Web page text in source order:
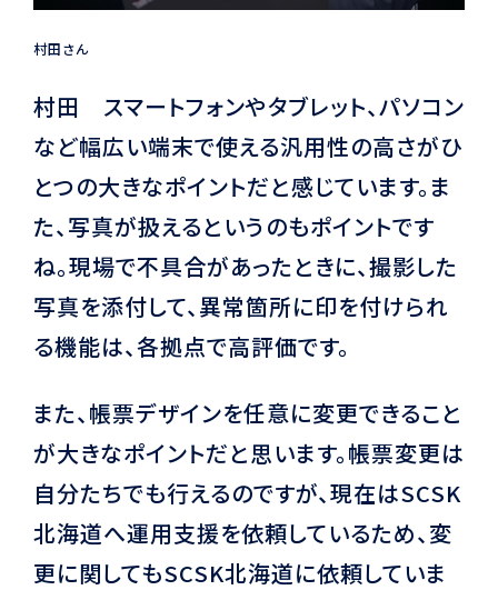
村田さん
村田 スマートフォンやタブレット、パソコン
など幅広い端末で使える汎用性の高さがひ
とつの大きなポイントだと感じています。ま
た、写真が扱えるというのもポイントです
ね。現場で不具合があったときに、撮影した
写真を添付して、異常箇所に印を付けられ
る機能は、各拠点で高評価です。
また、帳票デザインを任意に変更できること
が大きなポイントだと思います。帳票変更は
自分たちでも行えるのですが、現在はSCSK
北海道へ運用支援を依頼しているため、変
更に関してもSCSK北海道に依頼していま